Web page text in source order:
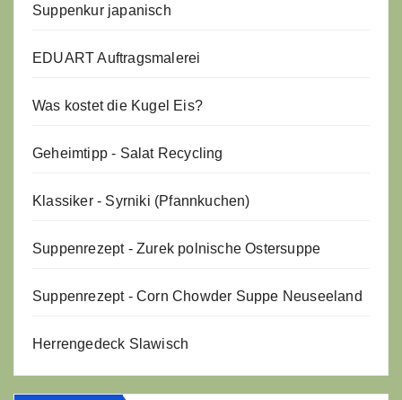
Suppenkur japanisch
EDUART Auftragsmalerei
Was kostet die Kugel Eis?
Geheimtipp - Salat Recycling
Klassiker - Syrniki (Pfannkuchen)
Suppenrezept - Zurek polnische Ostersuppe
Suppenrezept - Corn Chowder Suppe Neuseeland
Herrengedeck Slawisch